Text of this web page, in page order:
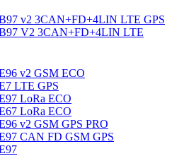
v2 3CAN+FD+4LIN LTE GPS
V2 3CAN+FD+4LIN LTE
v2 GSM ECO
LTE GPS
LoRa ECO
LoRa ECO
v2 GSM GPS PRO
CAN FD GSM GPS